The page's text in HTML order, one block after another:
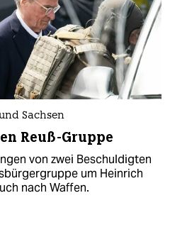
Sachsen
Reuß-Gruppe
von zwei Beschuldigten
um Heinrich
nach Waffen.